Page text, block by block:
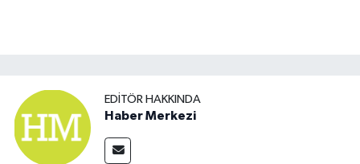
EDITÖR HAKKINDA
Haber Merkezi